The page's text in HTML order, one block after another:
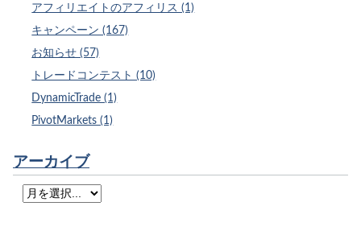
アフィリエイトのアフィリス (1)
キャンペーン (167)
お知らせ (57)
トレードコンテスト (10)
DynamicTrade (1)
PivotMarkets (1)
アーカイブ